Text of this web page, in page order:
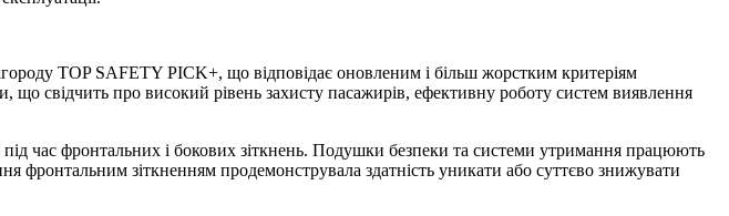
TOP SAFETY PICK+, що відповідає оновленим і більш жорстким критеріям
свідчить про високий рівень захисту пасажирів, ефективну роботу систем виявлення
час фронтальних і бокових зіткнень. Подушки безпеки та системи утримання працюють
фронтальним зіткненням продемонструвала здатність уникати або суттєво знижувати